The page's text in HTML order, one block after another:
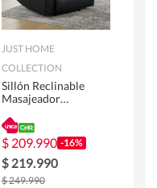
JUST HOME
COLLECTION
Sillón Reclinable
Masajeador
Atlanta 91x101x94
cm Negro
$ 209.990 -16%
$ 219.990
$249.990